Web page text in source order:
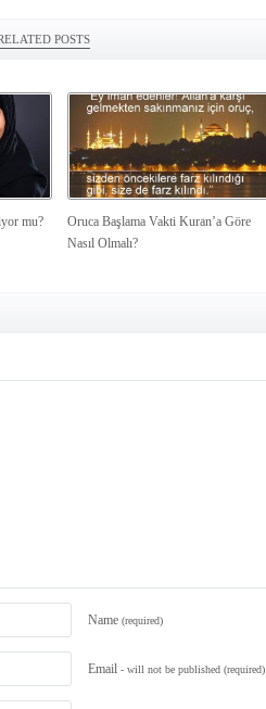
POSTS
mu?
Oruca Başlama Vakti Kuran’a Göre
Nasıl Olmalı?
Name (required)
Email - will not be published (required)